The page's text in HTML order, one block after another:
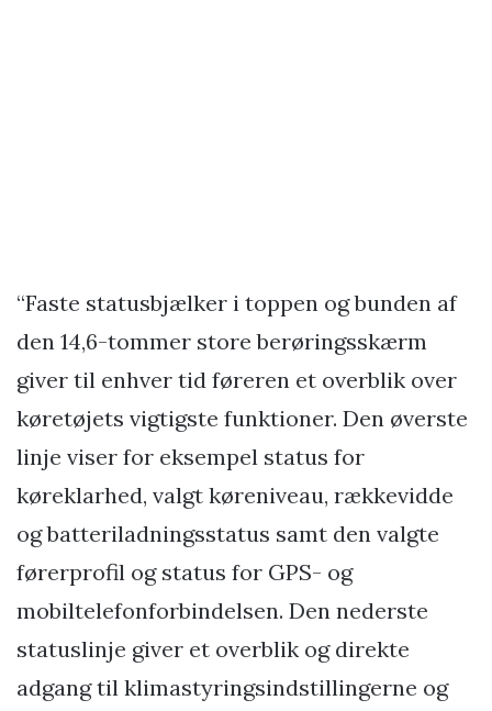
“Faste statusbjælker i toppen og bunden af
den 14,6-tommer store berøringsskærm
giver til enhver tid føreren et overblik over
køretøjets vigtigste funktioner. Den øverste
linje viser for eksempel status for
køreklarhed, valgt køreniveau, rækkevidde
og batteriladningsstatus samt den valgte
førerprofil og status for GPS- og
mobiltelefonforbindelsen. Den nederste
statuslinje giver et overblik og direkte
adgang til klimastyringsindstillingerne og